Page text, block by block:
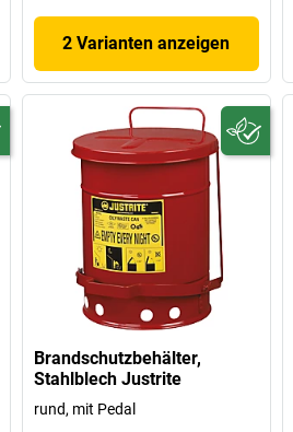
2 Varianten anzeigen
Brandschutzbehälter,
Stahlblech Justrite
rund, mit Pedal